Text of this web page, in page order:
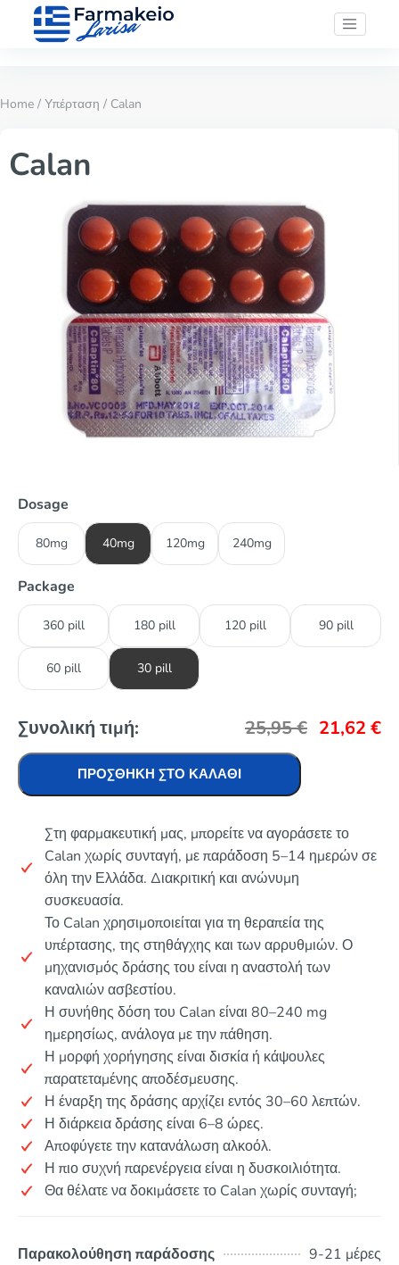
Home / Υπέρταση / Calan
Calan
Dosage
80mg 40mg 120mg 240mg
Package
360 pill 180 pill 120 pill 90 pill
60 pill 30 pill
Συνολική τιμή: 25,95€ 21,62 €
ΠΡΟΣΘΉΚΗ ΣΤΟ ΚΑΛΆΘΙ
Στη φαρμακευτική μας, μπορείτε να αγοράσετε το
Calan χωρίς συνταγή, με παράδοση 5–14 ημερών σε
όλη την Ελλάδα. Διακριτική και ανώνυμη
συσκευασία.
Το Calan χρησιμοποιείται για τη θεραπεία της
υπέρτασης, της στηθάγχης και των αρρυθμιών. Ο
μηχανισμός δράσης του είναι η αναστολή των
καναλιών ασβεστίου.
Η συνήθης δόση του Calan είναι 80–240 mg
ημερησίως, ανάλογα με την πάθηση.
Η μορφή χορήγησης είναι δισκία ή κάψουλες
παρατεταμένης αποδέσμευσης.
Η έναρξη της δράσης αρχίζει εντός 30–60 λεπτών.
Η διάρκεια δράσης είναι 6–8 ώρες.
Αποφύγετε την κατανάλωση αλκοόλ.
Η πιο συχνή παρενέργεια είναι η δυσκοιλιότητα.
Θα θέλατε να δοκιμάσετε το Calan χωρίς συνταγή;
Παρακολούθηση παράδοσης
9-21 μέρες